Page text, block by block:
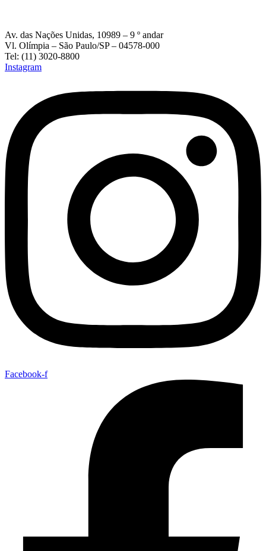
Av. das Nações Unidas, 10989 – 9 º andar
Vl. Olímpia – São Paulo/SP – 04578-000
Tel: (11) 3020-8800
Instagram
Facebook-f